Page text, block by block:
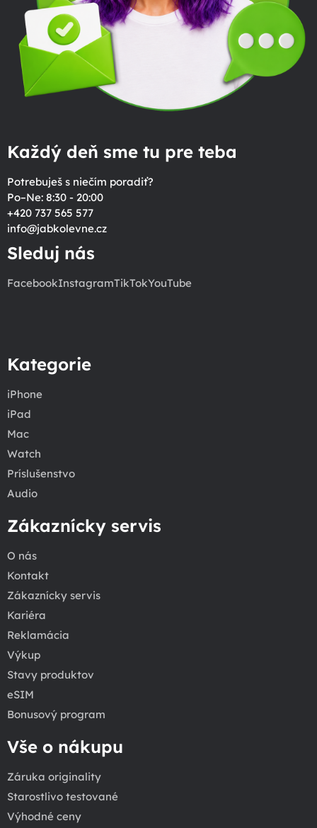
Každý deň sme tu pre teba
Potrebuješ s niečím poradiť?
Po–Ne: 8:30 - 20:00
+420 737 565 577
info@jabkolevne.cz
Sleduj nás
FacebookInstagramTikTokYouTube
Kategorie
iPhone
iPad
Mac
Watch
Príslušenstvo
Audio
Zákaznícky servis
O nás
Kontakt
Zákaznícky servis
Kariéra
Reklamácia
Výkup
Stavy produktov
eSIM
Bonusový program
Vše o nákupu
Záruka originality
Starostlivo testované
Výhodné ceny